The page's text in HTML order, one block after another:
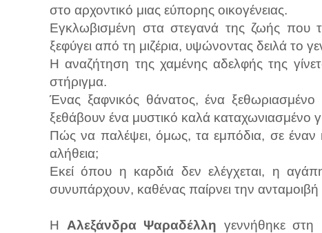
στο αρχοντικό μιας εύπορης οικογένειας.
Εγκλωβισμένη στα στεγανά της ζωής που
ξεφύγει από τη μιζέρια, υψώνοντας δειλά το
Η αναζήτηση της χαμένης αδελφής της
στήριγμα.
Ένας ξαφνικός θάνατος, ένα
ξεθάβουν ένα μυστικό καλά καταχωνιασμένο
Πώς να παλέψει, όμως, τα εμπόδια, σε έναν
αλήθεια;
Εκεί όπου η καρδιά δεν ελέγχεται, η
συνυπάρχουν, καθένας παίρνει την ανταμοιβή
H Αλεξάνδρα Ψαραδέλλη γεννήθηκε στη